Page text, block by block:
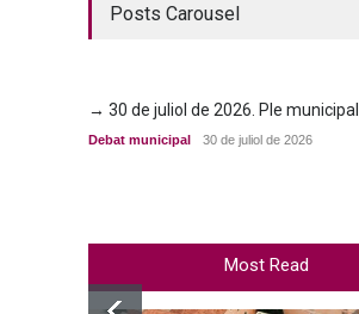
Posts Carousel
→ 30 de juliol de 2026. Ple municipal
Debat municipal 30 de juliol de 2026
Most Read